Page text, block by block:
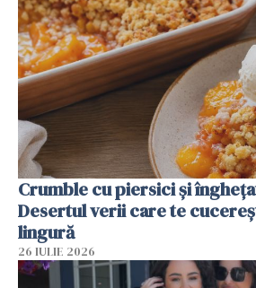
Crumble cu piersici și
Desertul verii care te
lingură
26 IULIE 2026